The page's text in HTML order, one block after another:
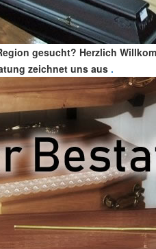
gesucht? Herzlich
zeichnet uns aus .